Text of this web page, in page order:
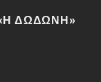
ΔΩΔΩΝΗ»